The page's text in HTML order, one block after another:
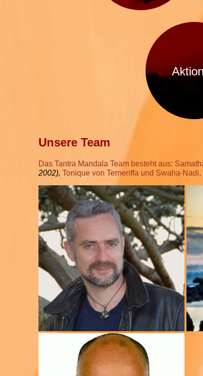
Unsere Team
Das Tantra Mandala Team besteht aus:
2002), Tonique von Terneriffa und Swaha-